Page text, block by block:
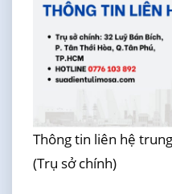
Thông tin liên hệ
(Trụ sở chính)